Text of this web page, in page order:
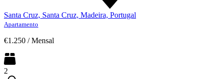
Santa Cruz, Santa Cruz, Madeira, Portugal
Apartamento
€1.250 / Mensal
2